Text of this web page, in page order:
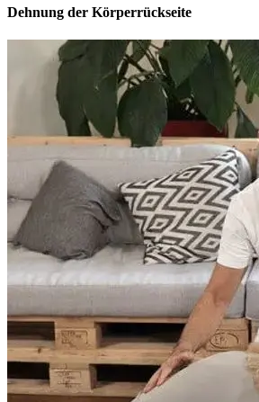
Dehnung der Körperrückseite